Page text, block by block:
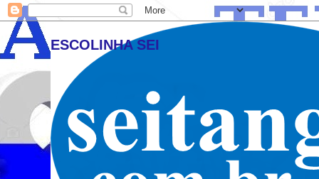
ESCOLINHA SEI